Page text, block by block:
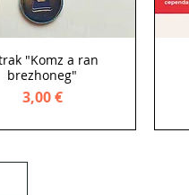
"Komz a ran
brezhoneg"
Price
3,00 €